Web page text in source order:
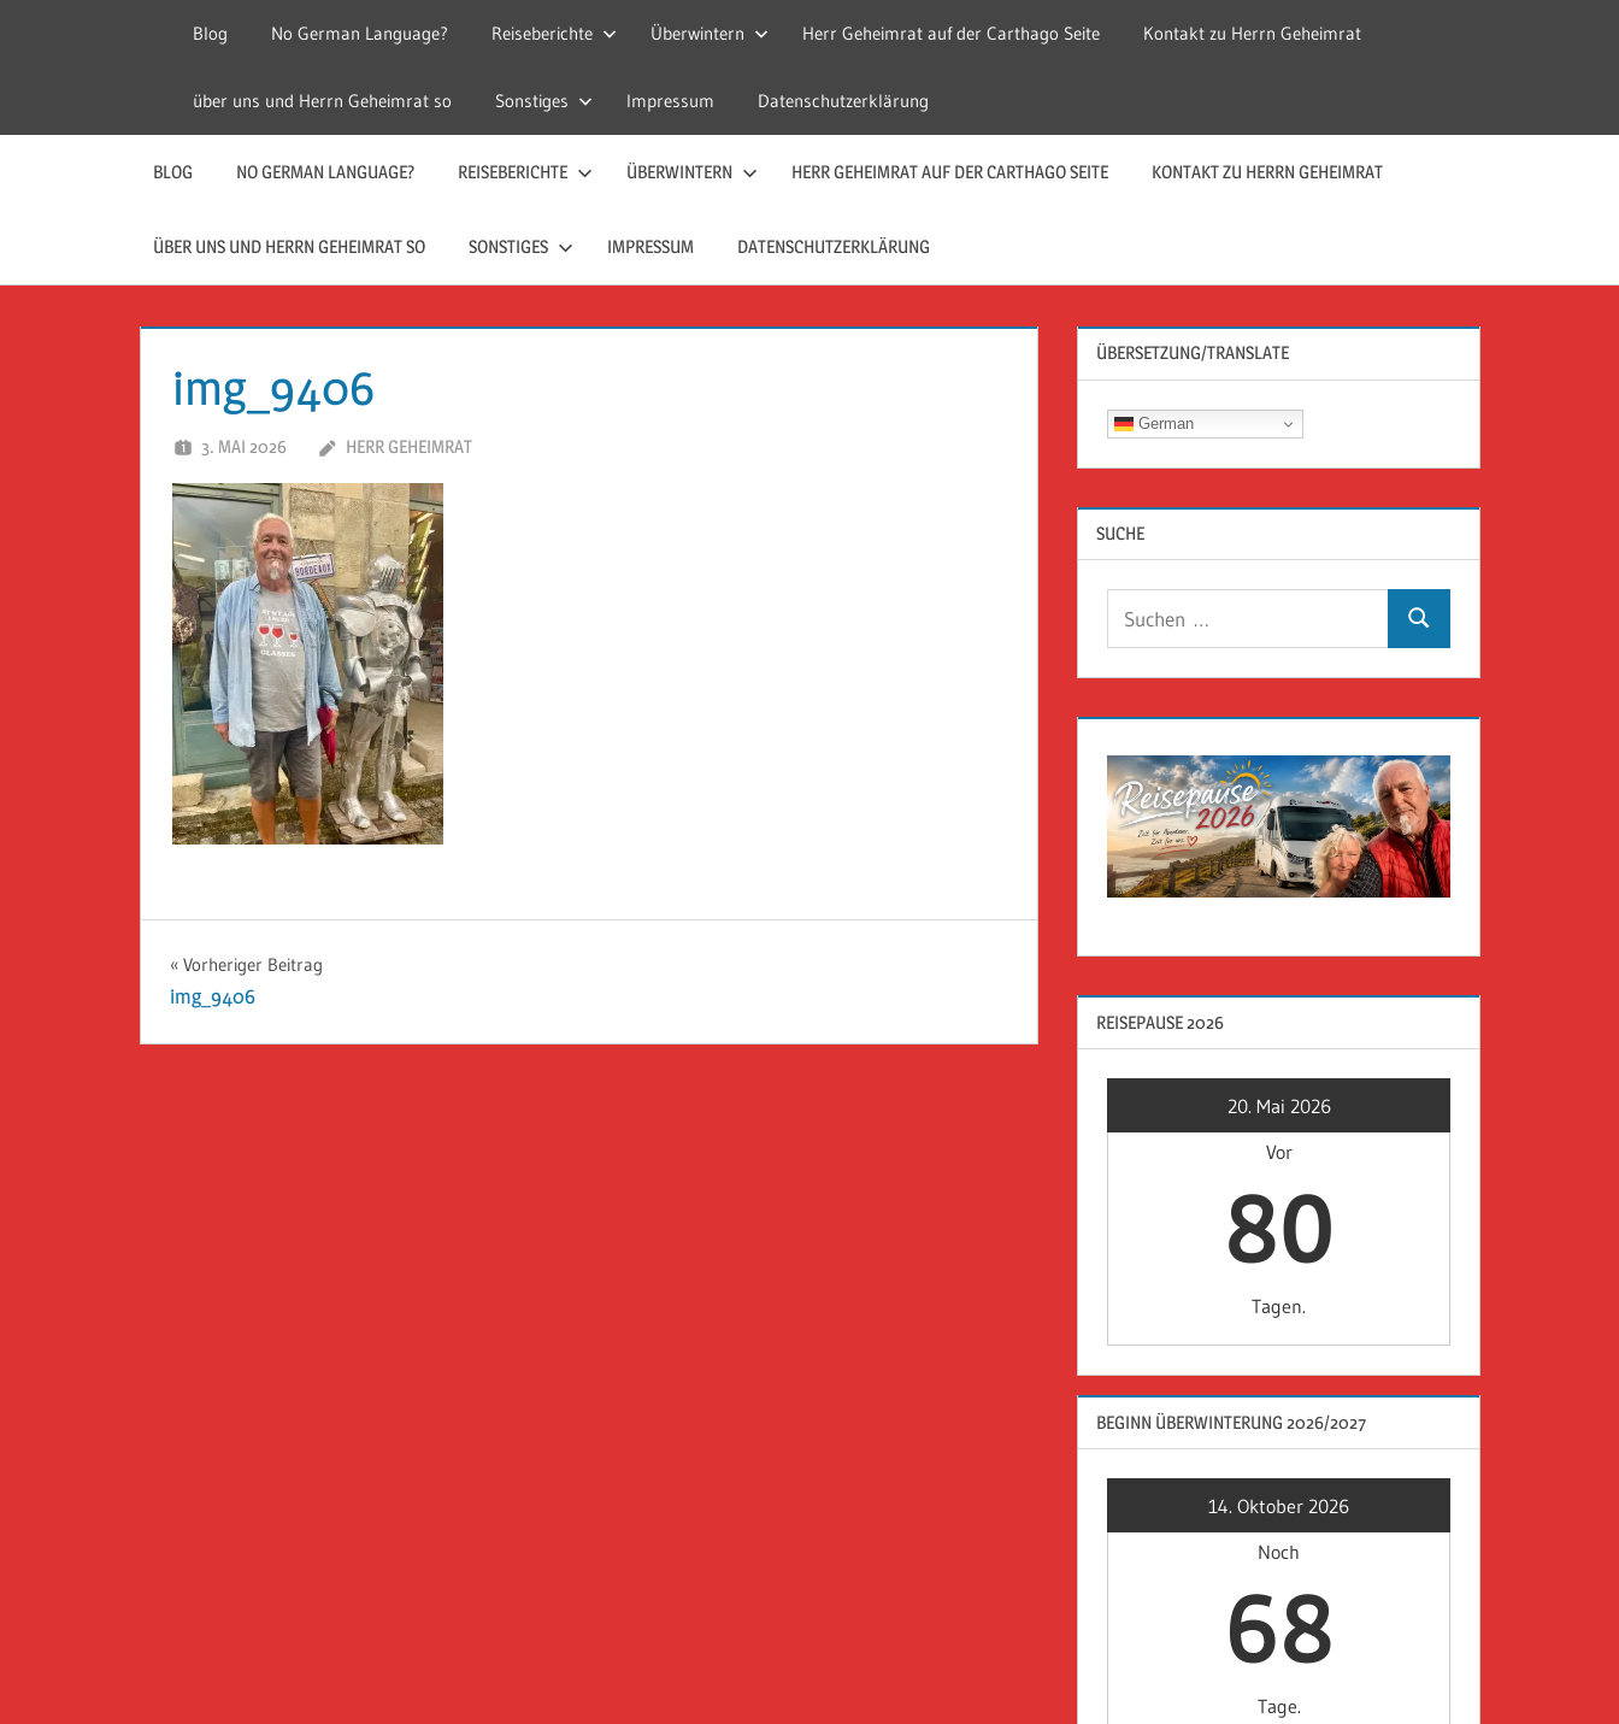
Reise
Guckloch
–
Geheimrat
auf
Reisen
Geheimrat
auf
Reisen
Blog No German Language? Reiseberichte Überwintern Herr Geheimrat auf der Carthago Seite Kontakt zu Herrn Geheimrat
über uns und Herrn Geheimrat so Sonstiges Impressum Datenschutzerklärung
BLOG NO GERMAN LANGUAGE? REISEBERICHTE ÜBERWINTERN HERR GEHEIMRAT AUF DER CARTHAGO SEITE KONTAKT ZU HERRN GEHEIMRAT
ÜBER UNS UND HERRN GEHEIMRAT SO SONSTIGES IMPRESSUM DATENSCHUTZERKLÄRUNG
img_9406
3. MAI 2026 HERR GEHEIMRAT
Beitragsnavigation
Vorheriger Beitrag
img_9406
ÜBERSETZUNG/TRANSLATE
German
SUCHE
Suchen
REISEPAUSE 2026
20. Mai 2026
Vor
80
Tagen.
BEGINN ÜBERWINTERUNG 2026/2027
14. Oktober 2026
Noch
68
Tage.